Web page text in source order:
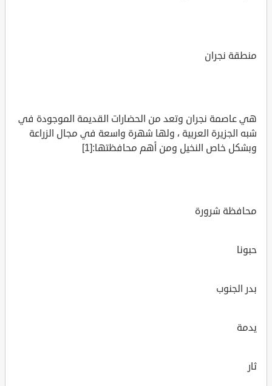
منطقة نجران
هي عاصمة نجران وتعد من الحضارات القديمة الموجودة في
شبه الجزيرة العربية ، ولها شهرة واسعة في مجال الزراعة
وبشكل خاص النخيل ومن أهم محافظتها:[1]
محافظة شرورة
حبونا
بدر الجنوب
يدمة
ثار